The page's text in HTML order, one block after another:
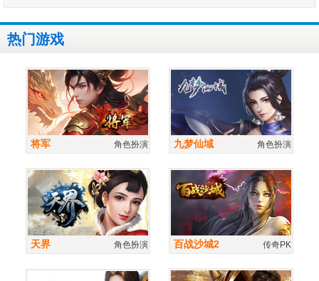
热门游戏
将军 角色扮演 九梦仙域 角色扮演
天界 角色扮演 百战沙城2 传奇PK